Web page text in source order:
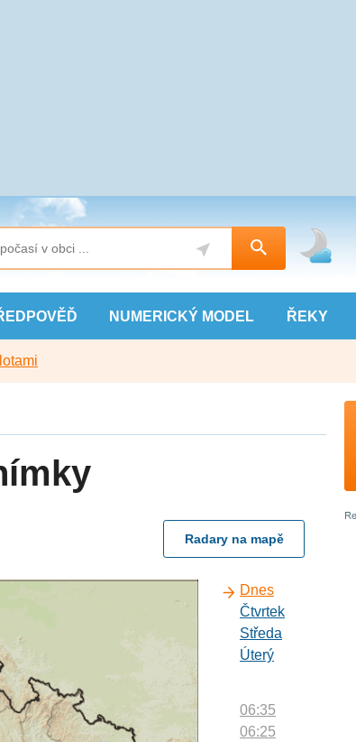
NUMERICKÝ MODEL ŘEKY
Radary na mapě
Dnes
Čtvrtek
Středa
Úterý
06:35
06:25